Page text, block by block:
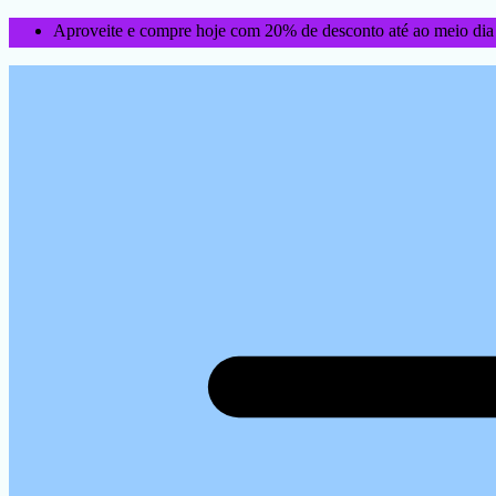
Aproveite e compre hoje com 20% de desconto até ao meio